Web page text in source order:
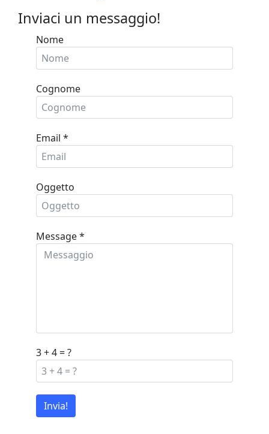
Inviaci un messaggio!
Nome
Cognome
Email *
Oggetto
Message*
3 + 4 = ?
Invia!